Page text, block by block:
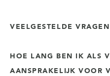
VEELGESTELDE VRAGEN
HOE LANG BEN IK ALS
AANSPRAKELIJK VOOR